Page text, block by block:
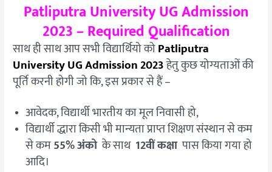
Patliputra University UG Admission
2023 – Required Qualification
साथ ही साथ आप सभी विद्यार्थियो कोPatliputra
University UG Admission 2023हेतु कुछ योग्यताओं की
पूर्ति करनी होगी जो कि, इस प्रकार से हैं –
आवेदक, विद्यार्थी भारतीय का मूल निवासी हो,
विद्यार्थी द्धारा किसी भी मान्यता प्राप्त शिक्षण संस्थान से कम
से कम55% अंकोके साथ 12वीं कक्षापास किया गया हो
आदि।